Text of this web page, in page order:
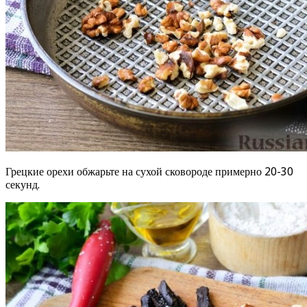
Грецкие орехи обжарьте на сухой сковороде примерно 20-30
секунд.